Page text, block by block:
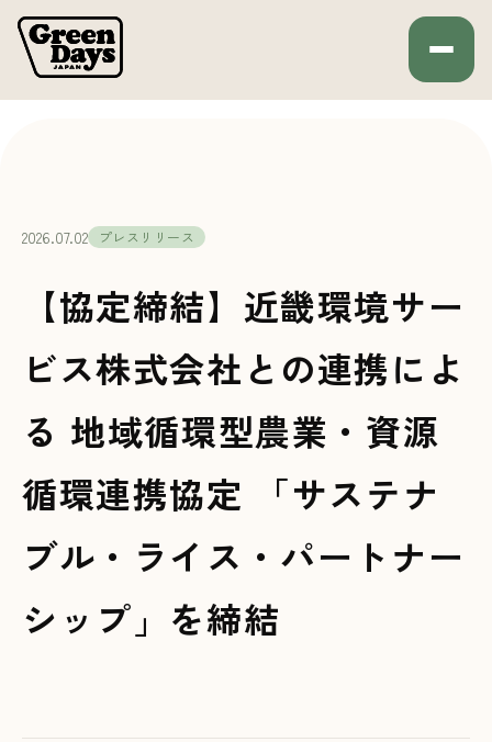
2026.07.02 プレスリリース
【協定締結】近畿環境サー
ビス株式会社との連携によ
る 地域循環型農業・資源
循環連携協定 「サステナ
ブル・ライス・パートナー
シップ」を締結